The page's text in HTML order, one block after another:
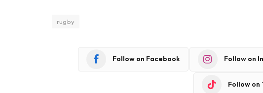
rugby
Follow on Facebook Follow on
Follow on